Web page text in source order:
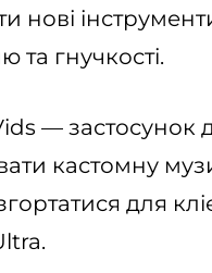
нові
гнучкості.
— застосунок
кастомну
для